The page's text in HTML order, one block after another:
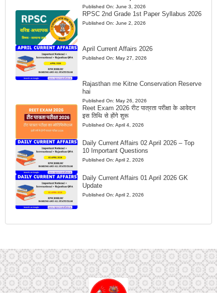
Published On: June 3, 2026
RPSC 2nd Grade 1st Paper Syllabus 2026
Published On: June 2, 2026
April Current Affairs 2026
Published On: May 27, 2026
Rajasthan me Kitne Conservation Reserve
hai
Published On: May 26, 2026
Reet Exam 2026 रीट पात्रता परीक्षा के आवेदन
इस तिथि से होंगे शुरू
Published On: April 4, 2026
Daily Current Affairs 02 April 2026 – Top
10 Important Questions
Published On: April 2, 2026
Daily Current Affairs 01 April 2026 GK
Update
Published On: April 2, 2026